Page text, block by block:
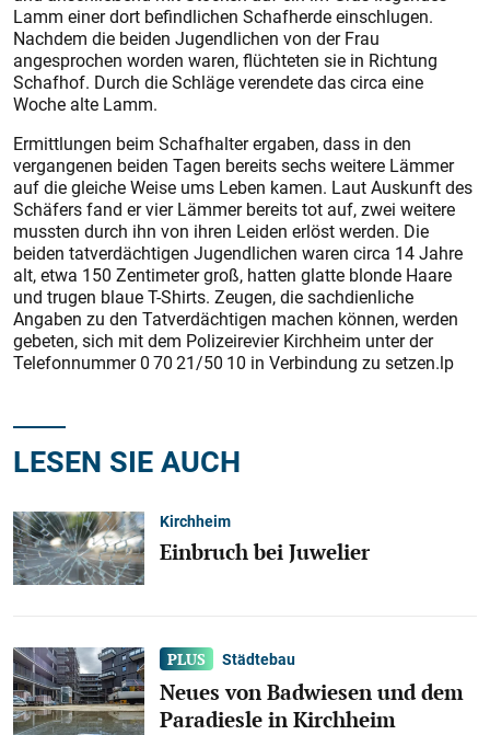
Lamm einer dort befindlichen Schafherde einschlugen.
Nachdem die beiden Jugendlichen von der Frau
angesprochen worden waren, flüchteten sie in Richtung
Schafhof. Durch die Schläge verendete das circa eine
Woche alte Lamm.
Ermittlungen beim Schafhalter ergaben, dass in den
vergangenen beiden Tagen bereits sechs weitere Lämmer
auf die gleiche Weise ums Leben kamen. Laut Auskunft des
Schäfers fand er vier Lämmer bereits tot auf, zwei weitere
mussten durch ihn von ihren Leiden erlöst werden. Die
beiden tatverdächtigen Jugendlichen waren circa 14 Jahre
alt, etwa 150 Zentimeter groß, hatten glatte blonde Haare
und trugen blaue T-Shirts. Zeugen, die sachdienliche
Angaben zu den Tatverdächtigen machen können, werden
gebeten, sich mit dem Polizeirevier Kirchheim unter der
Telefonnummer 0 70 21/50 10 in Verbindung zu setzen.lp
LESEN SIE AUCH
Kirchheim
Einbruch bei Juwelier
Städtebau
Neues von Badwiesen und dem
Paradiesle in Kirchheim